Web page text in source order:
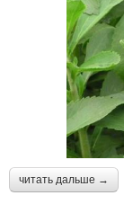
читать дальше →